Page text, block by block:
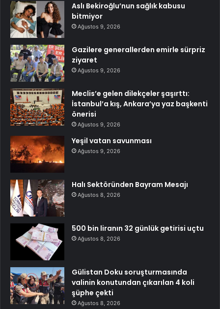
Aslı Bekiroğlu’nun sağlık kabusu
bitmiyor
Ağustos 9, 2026
Gazilere generallerden emirle sürpriz
ziyaret
Ağustos 9, 2026
Meclis’e gelen dilekçeler şaşırttı:
İstanbul’a kış, Ankara’ya yaz başkenti
önerisi
Ağustos 9, 2026
Yeşil vatan savunması
Ağustos 9, 2026
Halı Sektöründen Bayram Mesajı
Ağustos 8, 2026
500 bin liranın 32 günlük getirisi uçtu
Ağustos 8, 2026
Gülistan Doku soruşturmasında
valinin konutundan çıkarılan 4 koli
şüphe çekti
Ağustos 8, 2026